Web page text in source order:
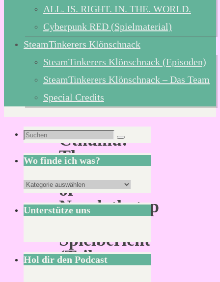
ALL. IS. RIGHT. IN. THE. WORLD.
Cyberpunk RED (Spielmaterial)
SteamTinkerers Klönschnack
SteamTinkerers Klönschnack (Episoden)
SteamTinkerers Klönschnack – Das Team
Special Credits
Cthulhu:
The
Masks
of
Nyarlathotep
Spielbericht
(Teil
Suchen
nach:
Suchen
Wo finde ich was?
Wo
finde
ich
Unterstütze uns
Hol dir den Podcast